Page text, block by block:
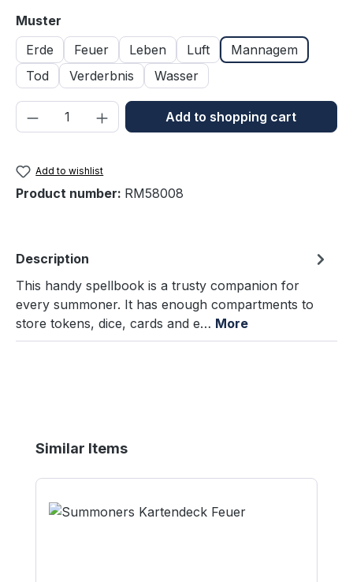
Select
Muster
Erde
Feuer Leben Luft
Mannagem
Tod
Verderbnis Wasser
Product Quantity: Enter the desired
Add to shopping cart
Add to wishlist
Product number: RM58008
Description
This handy spellbook is a trusty companion for
every summoner. It has enough compartments to
store tokens, dice, cards and e… More
Skip product gallery
Similar Items